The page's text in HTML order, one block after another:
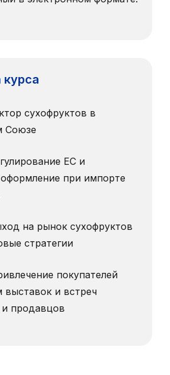
курса
сухофруктов в
Союзе
ЕС и
при импорте
на рынок сухофруктов
стратегии
покупателей
выставок и встреч
и продавцов